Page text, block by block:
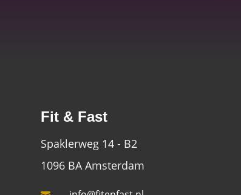
Fit & Fast
Spaklerweg 14 - B2
1096 BA Amsterdam